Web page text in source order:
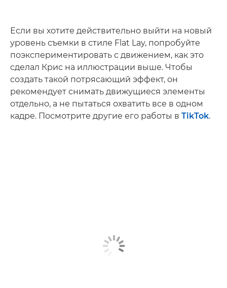
Если вы хотите действительно выйти на новый
уровень съемки в стиле Flat Lay, попробуйте
поэкспериментировать с движением, как это
сделал Крис на иллюстрации выше. Чтобы
создать такой потрясающий эффект, он
рекомендует снимать движущиеся элементы
отдельно, а не пытаться охватить все в одном
кадре. Посмотрите другие его работы в TikTok.